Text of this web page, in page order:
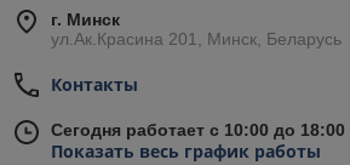
г. Минск
ул.Ак.Красина 201, Минск, Беларусь
Контакты
Сегодня работает с 10:00 до 18:00
Показать весь график работы